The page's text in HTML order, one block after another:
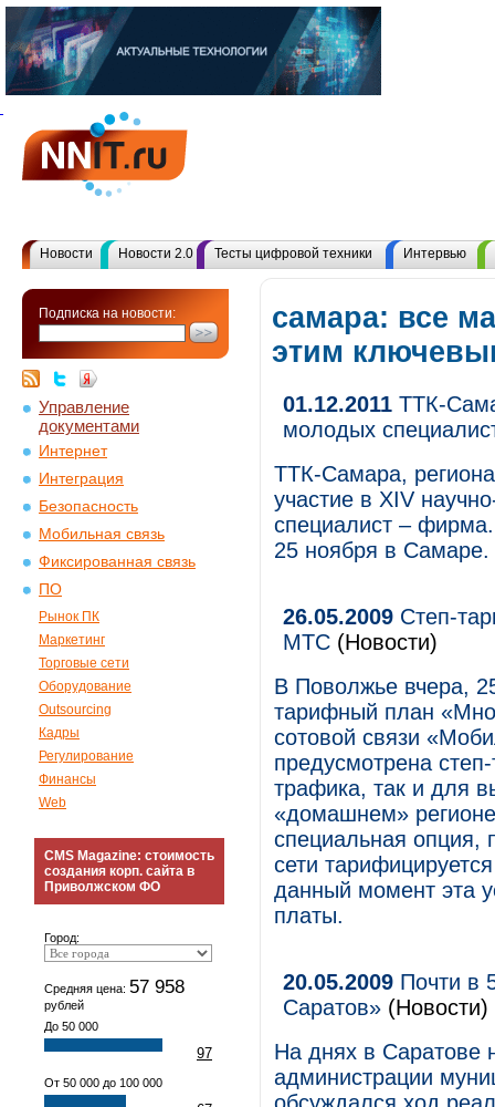
Новости Новости 2.0 Тесты цифровой техники Интервью
Подписка на новости:
Управление
документами
Интернет
Интеграция
Безопасность
Мобильная связь
Фиксированная связь
ПО
Рынок ПК
Маркетинг
Торговые сети
Оборудование
Outsourcing
Кадры
Регулирование
Финансы
Web
CMS Magazine: стоимость
создания корп. сайта в
Приволжском ФО
Город:
Средняя цена: 57 958
рублей
До 50 000
97
От 50 000 до 100 000
самара: все
этим
01.12.2011 ТТК-
молодых
ТТК-Самара,
участие в XIV
специалист –
25 ноября в Самаре.
26.05.2009 Степ-
МТС (Новости)
В Поволжье вчера,
тарифный план
сотовой связи
предусмотрена
трафика, так и для
«домашнем»
специальная опция,
сети
данный момент эта
платы.
20.05.2009 Почти в
Саратов» (Новости)
На днях в Саратове
администрации